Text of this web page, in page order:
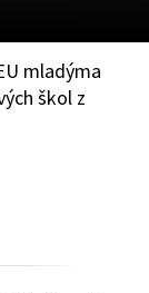
mladýma
škol z